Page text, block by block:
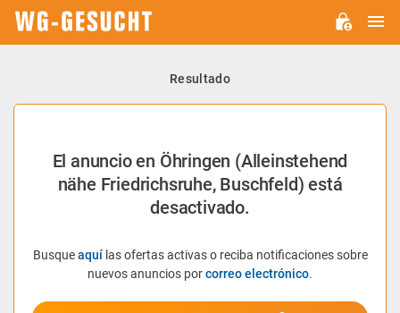
Resultado
El anuncio en Öhringen (Alleinstehend
nähe Friedrichsruhe, Buschfeld) está
desactivado.
Busqueaquílas ofertas activas o reciba notificaciones sobre
nuevos anuncios porcorreo electrónico.